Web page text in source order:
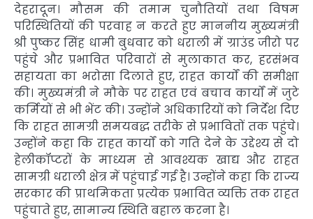
देहरादून। मौसम की तमाम चुनौतियों तथा विषम
परिस्थितियों की परवाह न करते हुए माननीय मुख्यमंत्री
श्री पुष्कर सिंह धामी बुधवार को धराली में ग्राउंड जीरो पर
पहुंचे और प्रभावित परिवारों से मुलाकात कर, हरसंभव
सहायता का भरोसा दिलाते हुए, राहत कार्यों की समीक्षा
की। मुख्यमंत्री ने मौके पर राहत एवं बचाव कार्यों में जुटे
कर्मियों से भी भेंट की। उन्होंने अधिकारियों को निर्देश दिए
कि राहत सामग्री समयबद्ध तरीके से प्रभावितों तक पहुंचे।
उन्होंने कहा कि राहत कार्यों को गति देने के उद्देश्य से दो
हेलीकॉप्टरों के माध्यम से आवश्यक खाद्य और राहत
सामग्री धराली क्षेत्र में पहुंचाई गई है। उन्होंने कहा कि राज्य
सरकार की प्राथमिकता प्रत्येक प्रभावित व्यक्ति तक राहत
पहुंचाते हुए, सामान्य स्थिति बहाल करना है।